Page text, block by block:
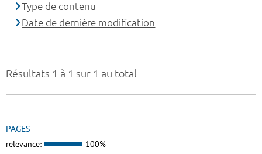
Résultats 1 à 1 sur 1 au total
PAGES
relevance: 100%
Type de contenu
Date de dernière modification